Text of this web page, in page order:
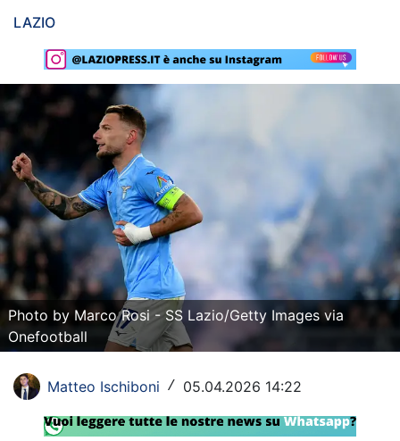
Lazio Women
Rassegna Lazio
Social
Calcio
Serie A
Champions League
Europa League
Altri Sport
Formula 1
Tennis
Vela
LAZIO
Photo by Marco Rosi - SS Lazio/Getty Images via
Onefootball
Matteo Ischiboni / 05.04.2026 14:22